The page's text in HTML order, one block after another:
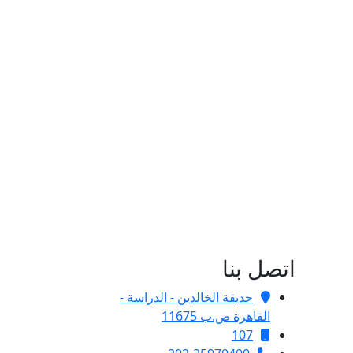
اتصل بنا
حديقة الخالدين - الدراسة -
القاهرة ص.ب 11675
107